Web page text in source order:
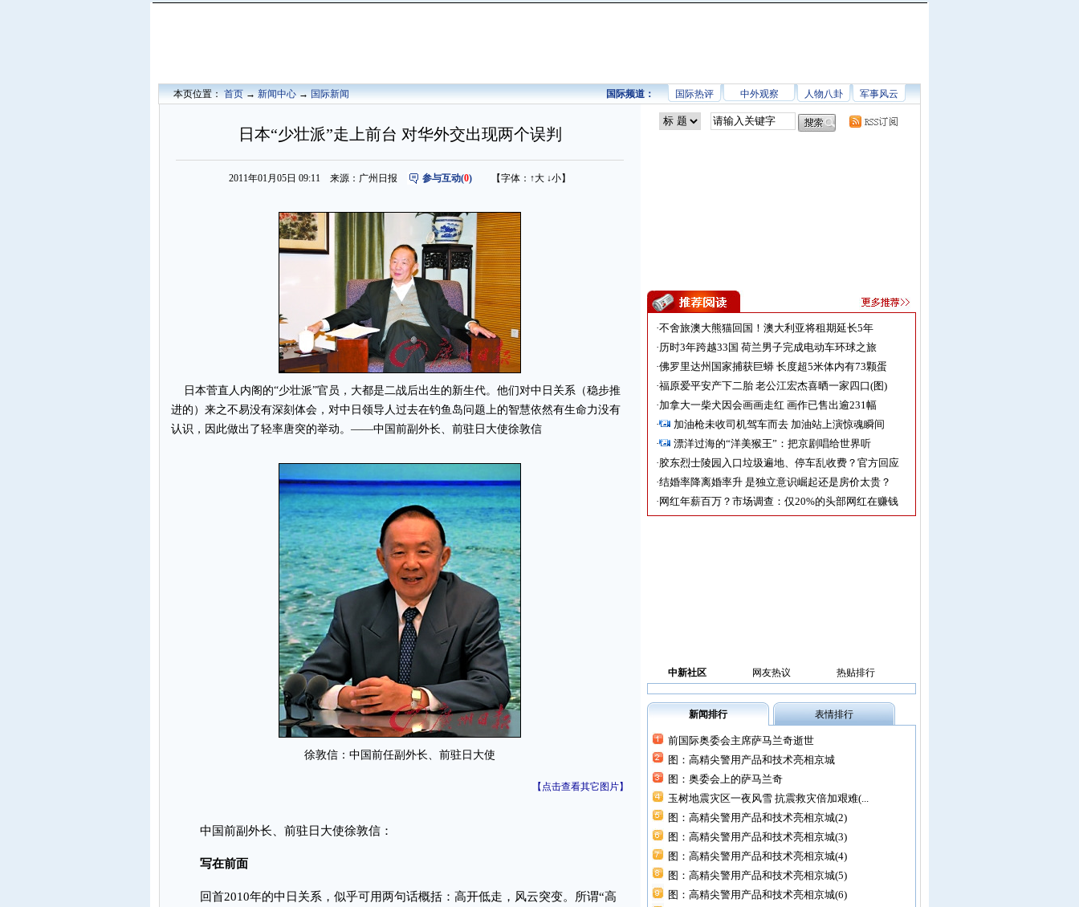
本页位置：首页→新闻中心→国际新闻 军事风云
人物八卦
中外观察
国际热评
国际频道：
日本“少壮派”走上前台 对华外交出现两个误判
2011年01月05日 09:11 来源：广州日报 参与互动(0) 【字体： ↑大 ↓小】
日本菅直人内阁的“少壮派”官员，大都是二战后出生的新生代。他们对中日关系（稳步推
进的）来之不易没有深刻体会，对中日领导人过去在钓鱼岛问题上的智慧依然有生命力没有
认识，因此做出了轻率唐突的举动。——中国前副外长、前驻日大使徐敦信
徐敦信：中国前任副外长、前驻日大使
【点击查看其它图片】
中国前副外长、前驻日大使徐敦信：
写在前面
回首2010年的中日关系，似乎可用两句话概括：高开低走，风云突变。所谓“高
·不舍旅澳大熊猫回国！澳大利亚将租期延长5年
·历时3年跨越33国 荷兰男子完成电动车环球之旅
·佛罗里达州国家捕获巨蟒 长度超5米体内有73颗蛋
·福原爱平安产下二胎 老公江宏杰喜晒一家四口(图)
·加拿大一柴犬因会画画走红 画作已售出逾231幅
·
加油枪未收司机驾车而去 加油站上演惊魂瞬间
·
漂洋过海的“洋美猴王”：把京剧唱给世界听
·胶东烈士陵园入口垃圾遍地、停车乱收费？官方回应
·结婚率降离婚率升 是独立意识崛起还是房价太贵？
· 网红年薪百万？市场调查：仅20%的头部网红在赚钱
中新社区 网友热议 热贴排行
新闻排行 表情排行
前国际奥委会主席萨马兰奇逝世
图：高精尖警用产品和技术亮相京城
图：奥委会上的萨马兰奇
玉树地震灾区一夜风雪 抗震救灾倍加艰难(...
图：高精尖警用产品和技术亮相京城(2)
图：高精尖警用产品和技术亮相京城(3)
图：高精尖警用产品和技术亮相京城(4)
图：高精尖警用产品和技术亮相京城(5)
图：高精尖警用产品和技术亮相京城(6)